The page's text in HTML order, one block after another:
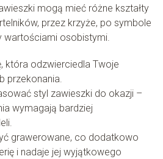
mogą mieć różne kształty
przez krzyże, po symbole
wartościami osobistymi.
która odzwierciedla Twoje
przekonania.
styl zawieszki do okazji –
wymagają bardziej
grawerowane, co dodatkowo
i nadaje jej wyjątkowego